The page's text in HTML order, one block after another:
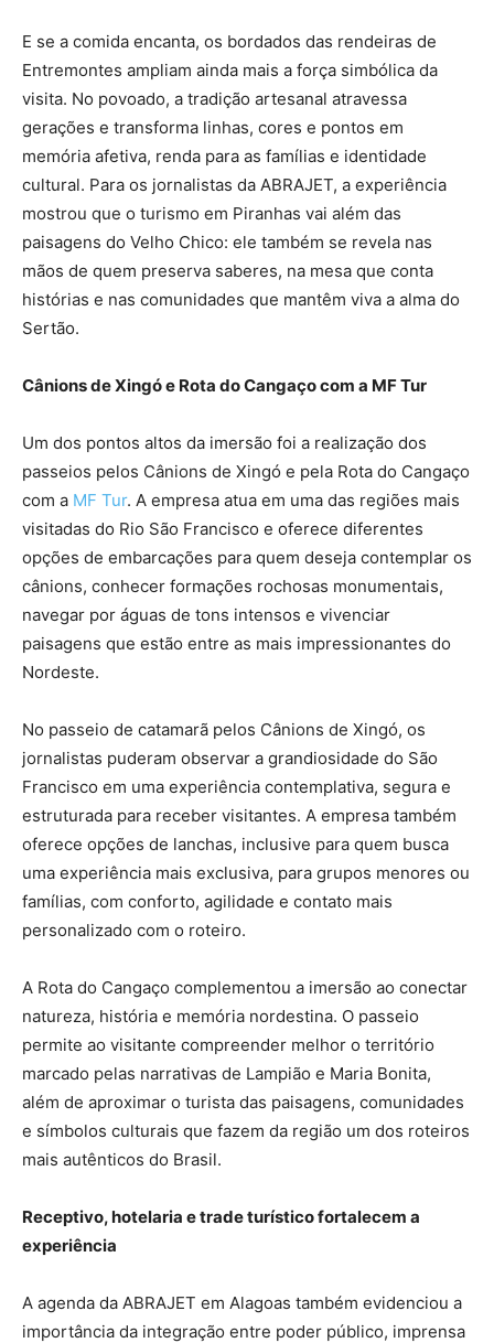
E se a comida encanta, os bordados das rendeiras de
Entremontes ampliam ainda mais a força simbólica da
visita. No povoado, a tradição artesanal atravessa
gerações e transforma linhas, cores e pontos em
memória afetiva, renda para as famílias e identidade
cultural. Para os jornalistas da ABRAJET, a experiência
mostrou que o turismo em Piranhas vai além das
paisagens do Velho Chico: ele também se revela nas
mãos de quem preserva saberes, na mesa que conta
histórias e nas comunidades que mantêm viva a alma do
Sertão.
Cânions de Xingó e Rota do Cangaço com a MF Tur
Um dos pontos altos da imersão foi a realização dos
passeios pelos Cânions de Xingó e pela Rota do Cangaço
com a MF Tur. A empresa atua em uma das regiões mais
visitadas do Rio São Francisco e oferece diferentes
opções de embarcações para quem deseja contemplar os
cânions, conhecer formações rochosas monumentais,
navegar por águas de tons intensos e vivenciar
paisagens que estão entre as mais impressionantes do
Nordeste.
No passeio de catamarã pelos Cânions de Xingó, os
jornalistas puderam observar a grandiosidade do São
Francisco em uma experiência contemplativa, segura e
estruturada para receber visitantes. A empresa também
oferece opções de lanchas, inclusive para quem busca
uma experiência mais exclusiva, para grupos menores ou
famílias, com conforto, agilidade e contato mais
personalizado com o roteiro.
A Rota do Cangaço complementou a imersão ao conectar
natureza, história e memória nordestina. O passeio
permite ao visitante compreender melhor o território
marcado pelas narrativas de Lampião e Maria Bonita,
além de aproximar o turista das paisagens, comunidades
e símbolos culturais que fazem da região um dos roteiros
mais autênticos do Brasil.
Receptivo, hotelaria e trade turístico fortalecem a
experiência
A agenda da ABRAJET em Alagoas também evidenciou a
importância da integração entre poder público, imprensa